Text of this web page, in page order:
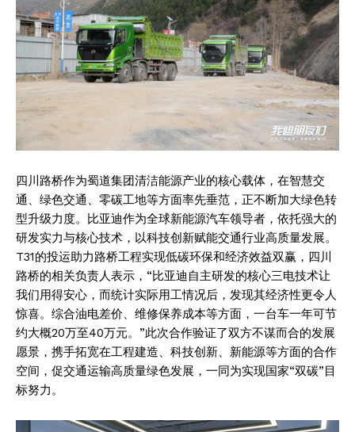
四川路桥作为蜀道集团清洁能源产业的核心载体，在智慧交
通、绿色交通、零碳工地等方面率先垂范，正不断加大绿色转
型升级力度。比亚迪作为全球新能源汽车领导者，依托强大的
研发实力与核心技术，以科技创新赋能交通行业高质量发展。
T31的投运助力路桥工程实现低碳环保和经济效益双赢，四川
路桥的相关负责人表示，“比亚迪自主研发的核心三电技术让
我们用得安心，而统计实际用工情况后，发现其经济性更令人
惊喜。综合油电差价、维修保养成本等方面，一台车一年可节
约大概20万至40万元。”此次合作验证了双方不谋而合的发展
愿景，携手拓宽在工程建造、科技创新、新能源等方面的合作
空间，促交通运输高质量绿色发展，一同为实现国家“双碳”目
标努力。